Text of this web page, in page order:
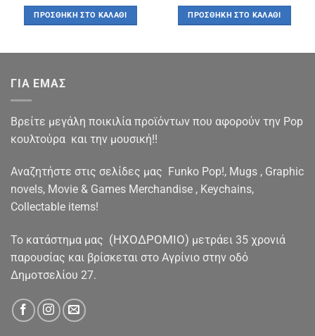
was:
€14.90.
τιμή
είναι:
€11.90.
ΠΡΟΣΘΉΚΗ ΣΤΟ ΚΑΛΆΘΙ
was:
€17.90.
τιμή
είναι:
€16.90.
ΠΡΟΣΘΉΚΗ ΣΤΟ ΚΑΛΆΘΙ
ΓΙΑ ΕΜΑΣ
Βρείτε μεγάλη ποικιλία προϊόντων που αφορούν την Pop
κουλτούρα και την μουσική!!
Αναζητήστε στις σελίδες μας Funko Pop!, Mugs , Graphic
novels, Movie & Games Merchandise , Keychains,
Collectable items!
To κατάστημα μας (ΗΧΟΔΡΟΜΙΟ) μετράει 35 χρονιά
παρουσίας και βρίσκεται στο Αγρίνιο στην οδό
Δημοτσελίου 27.